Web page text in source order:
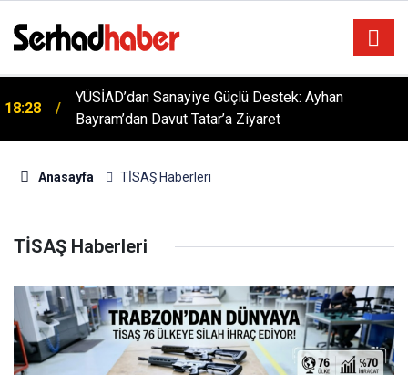
18:28
YÜSİAD’dan Sanayiye Güçlü Destek: Ayhan
Bayram’dan Davut Tatar’a Ziyaret
Anasayfa TİSAŞ Haberleri
TİSAŞ Haberleri